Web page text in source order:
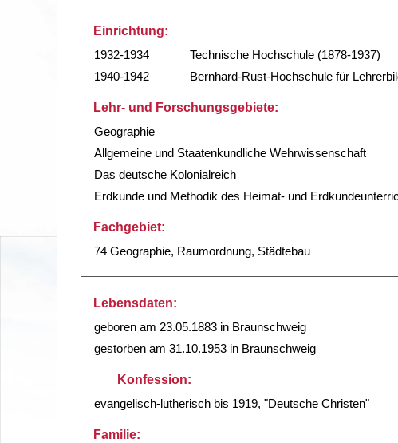
Einrichtung:
1932-1934
Technische Hochschule (1878-1937)
1940-1942
Bernhard-Rust-Hochschule für
Lehr- und Forschungsgebiete:
Geographie
Allgemeine und Staatenkundliche Wehrwissenschaft
Das deutsche Kolonialreich
Erdkunde und Methodik des Heimat- und
Fachgebiet:
74 Geographie, Raumordnung, Städtebau
Lebensdaten:
geboren am 23.05.1883 in Braunschweig
gestorben am 31.10.1953 in Braunschweig
Konfession:
evangelisch-lutherisch bis 1919, "Deutsche Christen"
Familie: